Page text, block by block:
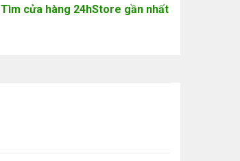
Tìm cửa hàng 24hStore gần nhất